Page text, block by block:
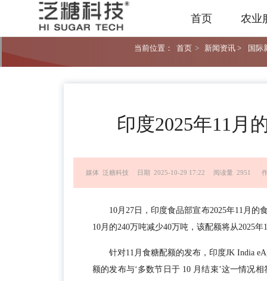
首页 农业
当前位置： 首页 > 新闻资讯 > 国际
印度2025年11月
媒体 泛糖科技 日期 2025-10-29 17:22 阅读量 2951
10月27日，印度食品部宣布2025年11月的
10月的240万吨减少40万吨， 该配额将从2025年
针对11月食糖配额的发布，印度JK India
额的发布与‘多数节日于 10 月结束’这一情况